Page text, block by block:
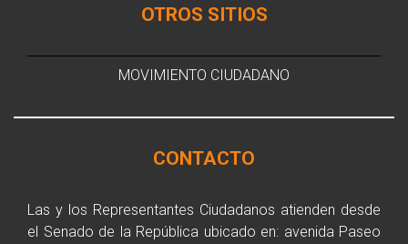
OTROS SITIOS
MOVIMIENTO CIUDADANO
CONTACTO
Las y los Representantes Ciudadanos atienden desde
el Senado de la República ubicado en: avenida Paseo